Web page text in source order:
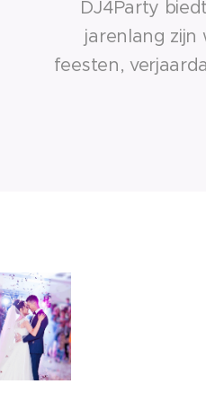
DJ4Party
jarenlang zijn
feesten,